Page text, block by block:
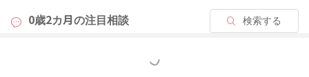
これまでがおっぱいの後に100~120mlのミルクを追加されてい
授乳回数で、トータルのミルク量はどれぐらいになりますか？
0歳2カ月の注目相談 検索する
もっと見る